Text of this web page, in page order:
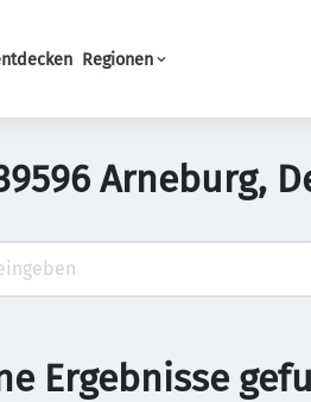
Regionen
Arneburg,
Ergebnisse